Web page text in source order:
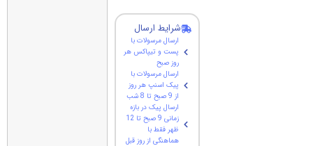
شرایط ارسال
ارسال مرسولات با
پست و تیپاکس هر
روز صبح
ارسال مرسولات با
پیک اسنپ هر روز
از 9 صبح تا 8 شب
ارسال پیک در بازه
زمانی 9 صبح تا 12
ظهر فقط با
هماهنگی از روز قبل